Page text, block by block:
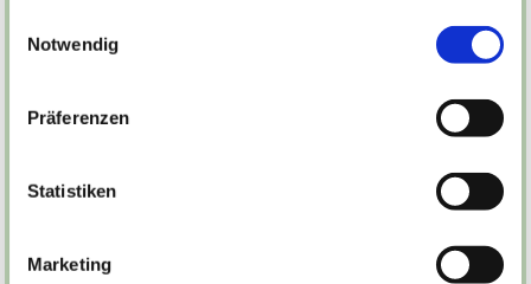
Notwendig
Präferenzen
Statistiken
Marketing